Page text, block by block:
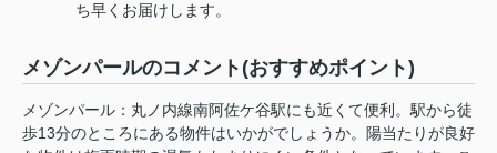
ち早くお届けします。
メゾンパールのコメント(おすすめポイント)
メゾンパール：丸ノ内線南阿佐ケ谷駅にも近くて便利。駅から徒
歩13分のところにある物件はいかがでしょうか。陽当たりが良好